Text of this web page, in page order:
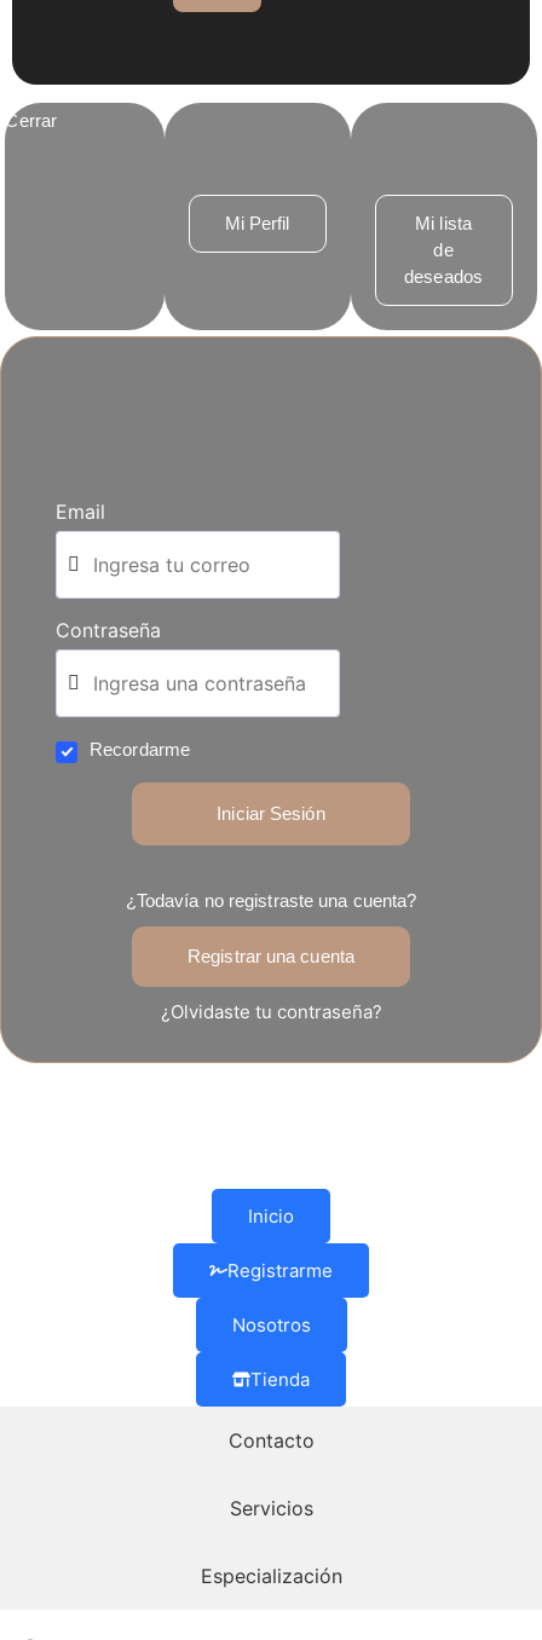
Cerrar
Mi Perfil
Mi lista
de
deseados
Email
Contraseña
Recordarme
Iniciar Sesión
¿Todavía no registraste una cuenta?
Registrar una cuenta
¿Olvidaste tu contraseña?
Inicio
Registrarme
Nosotros
Tienda
Contacto
Servicios
Especialización